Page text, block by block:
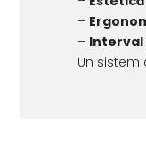
–
– Interval
Un